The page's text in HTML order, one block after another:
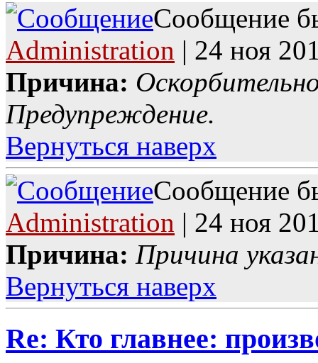
Сообщение
Administration | 24 ноя
Причина:
Предупреждение.
Вернуться наверх
Сообщение
Administration | 24 ноя
Причина: Причина
Вернуться наверх
Re: Кто главнее: